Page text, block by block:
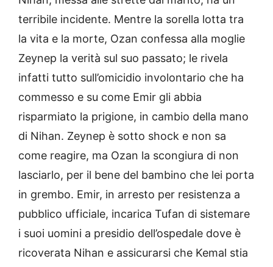
terribile incidente. Mentre la sorella lotta tra
la vita e la morte, Ozan confessa alla moglie
Zeynep la verità sul suo passato; le rivela
infatti tutto sull’omicidio involontario che ha
commesso e su come Emir gli abbia
risparmiato la prigione, in cambio della mano
di Nihan. Zeynep è sotto shock e non sa
come reagire, ma Ozan la scongiura di non
lasciarlo, per il bene del bambino che lei porta
in grembo. Emir, in arresto per resistenza a
pubblico ufficiale, incarica Tufan di sistemare
i suoi uomini a presidio dell’ospedale dove è
ricoverata Nihan e assicurarsi che Kemal stia